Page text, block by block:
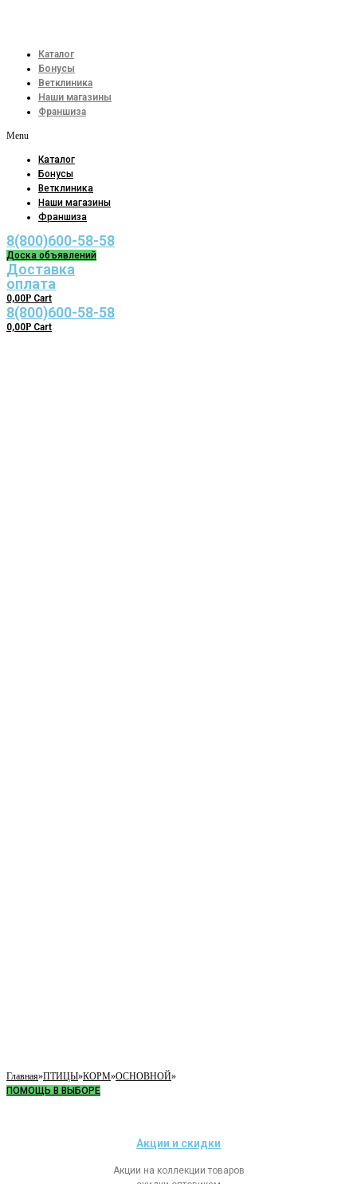
Каталог
Бонусы
Ветклиника
Наши магазины
Франшиза
Menu
Каталог
Бонусы
Ветклиника
Наши магазины
Франшиза
8(800)600-58-58
Доска объявлений
Доставка
оплата
0,00Р Cart
8(800)600-58-58
0,00Р Cart
Главная»ПТИЦЫ»КОРМ»ОСНОВНОЙ»
ПОМОЩЬ В ВЫБОРЕ
Акции и скидки
Акции на коллекции товаров